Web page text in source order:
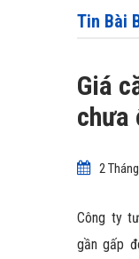
Tin Bài
Giá
chưa
2
Công ty
gần gấp